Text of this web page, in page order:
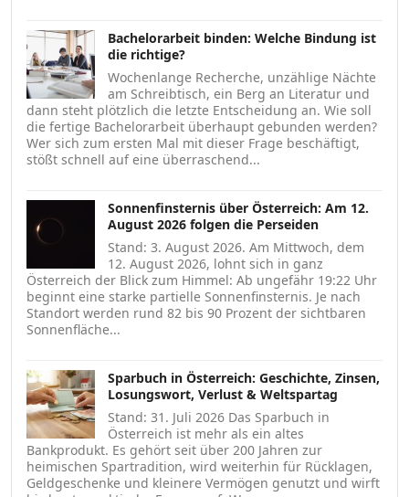
Bachelorarbeit binden: Welche Bindung ist
die richtige?
Wochenlange Recherche, unzählige Nächte
am Schreibtisch, ein Berg an Literatur und
dann steht plötzlich die letzte Entscheidung an. Wie soll
die fertige Bachelorarbeit überhaupt gebunden werden?
Wer sich zum ersten Mal mit dieser Frage beschäftigt,
stößt schnell auf eine überraschend...
Sonnenfinsternis über Österreich: Am 12.
August 2026 folgen die Perseiden
Stand: 3. August 2026. Am Mittwoch, dem
12. August 2026, lohnt sich in ganz
Österreich der Blick zum Himmel: Ab ungefähr 19:22 Uhr
beginnt eine starke partielle Sonnenfinsternis. Je nach
Standort werden rund 82 bis 90 Prozent der sichtbaren
Sonnenfläche...
Sparbuch in Österreich: Geschichte, Zinsen,
Losungswort, Verlust & Weltspartag
Stand: 31. Juli 2026 Das Sparbuch in
Österreich ist mehr als ein altes
Bankprodukt. Es gehört seit über 200 Jahren zur
heimischen Spartradition, wird weiterhin für Rücklagen,
Geldgeschenke und kleinere Vermögen genutzt und wirft